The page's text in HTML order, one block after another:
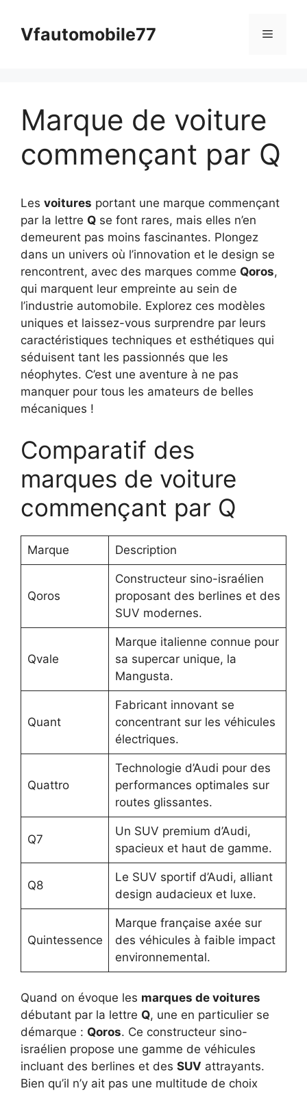
contenuVfautomobile77 Menu
Marque de voiture
commençant par Q
Les voitures portant une marque commençant
par la lettre Q se font rares, mais elles n’en
demeurent pas moins fascinantes. Plongez
dans un univers où l’innovation et le design se
rencontrent, avec des marques comme Qoros,
qui marquent leur empreinte au sein de
l’industrie automobile. Explorez ces modèles
uniques et laissez-vous surprendre par leurs
caractéristiques techniques et esthétiques qui
séduisent tant les passionnés que les
néophytes. C’est une aventure à ne pas
manquer pour tous les amateurs de belles
mécaniques !
Comparatif des
marques de voiture
commençant par Q
Marque Description
Qoros
Constructeur sino-israélien
proposant des berlines et des
SUV modernes.
Qvale
Marque italienne connue pour
sa supercar unique, la
Mangusta.
Quant
Fabricant innovant se
concentrant sur les véhicules
électriques.
Quattro
Technologie d’Audi pour des
performances optimales sur
routes glissantes.
Q7
Un SUV premium d’Audi,
spacieux et haut de gamme.
Q8
Le SUV sportif d’Audi, alliant
design audacieux et luxe.
Quintessence
Marque française axée sur
des véhicules à faible impact
environnemental.
Quand on évoque les marques de voitures
débutant par la lettre Q, une en particulier se
démarque : Qoros. Ce constructeur sino-
israélien propose une gamme de véhicules
incluant des berlines et des SUV attrayants.
Bien qu’il n’y ait pas une multitude de choix